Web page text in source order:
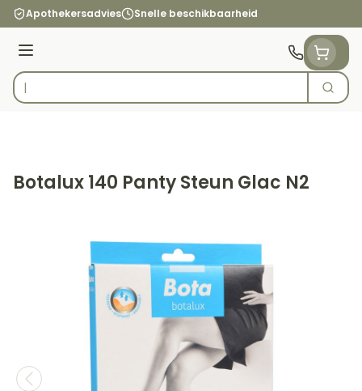
Ga naar de inhoud
Apothekersadvies Snelle beschikbaarheid
Menu
Product, merk, categorie...
Zoek
Botalux 140 Panty Steun Glac N2